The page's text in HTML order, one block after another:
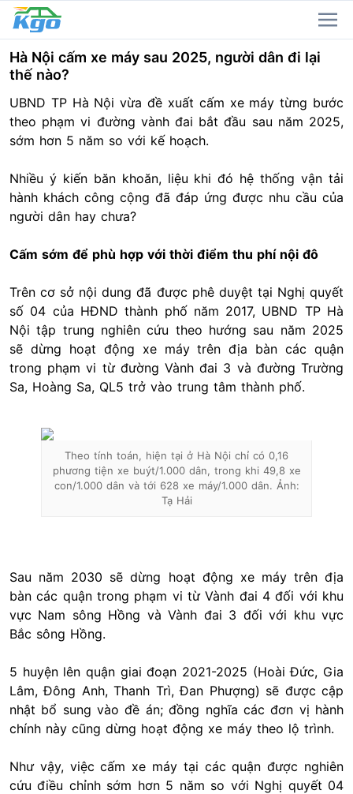
Hà Nội cấm xe máy sau 2025, người dân đi lại
thế nào?
UBND TP Hà Nội vừa đề xuất cấm xe máy từng bước
theo phạm vi đường vành đai bắt đầu sau năm 2025,
sớm hơn 5 năm so với kế hoạch.
Nhiều ý kiến băn khoăn, liệu khi đó hệ thống vận tải
hành khách công cộng đã đáp ứng được nhu cầu của
người dân hay chưa?
Cấm sớm để phù hợp với thời điểm thu phí nội đô
Trên cơ sở nội dung đã được phê duyệt tại Nghị quyết
số 04 của HĐND thành phố năm 2017, UBND TP Hà
Nội tập trung nghiên cứu theo hướng sau năm 2025
sẽ dừng hoạt động xe máy trên địa bàn các quận
trong phạm vi từ đường Vành đai 3 và đường Trường
Sa, Hoàng Sa, QL5 trở vào trung tâm thành phố.
Theo tính toán, hiện tại ở Hà Nội chỉ có 0,16
phương tiện xe buýt/1.000 dân, trong khi 49,8 xe
con/1.000 dân và tới 628 xe máy/1.000 dân. Ảnh:
Tạ Hải
Sau năm 2030 sẽ dừng hoạt động xe máy trên địa
bàn các quận trong phạm vi từ Vành đai 4 đối với khu
vực Nam sông Hồng và Vành đai 3 đối với khu vực
Bắc sông Hồng.
5 huyện lên quận giai đoạn 2021-2025 (Hoài Đức, Gia
Lâm, Đông Anh, Thanh Trì, Đan Phượng) sẽ được cập
nhật bổ sung vào đề án; đồng nghĩa các đơn vị hành
chính này cũng dừng hoạt động xe máy theo lộ trình.
Như vậy, việc cấm xe máy tại các quận được nghiên
cứu điều chỉnh sớm hơn 5 năm so với Nghị quyết 04